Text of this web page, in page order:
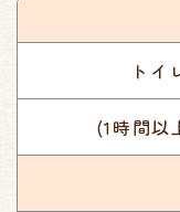
トイ
(1時間以